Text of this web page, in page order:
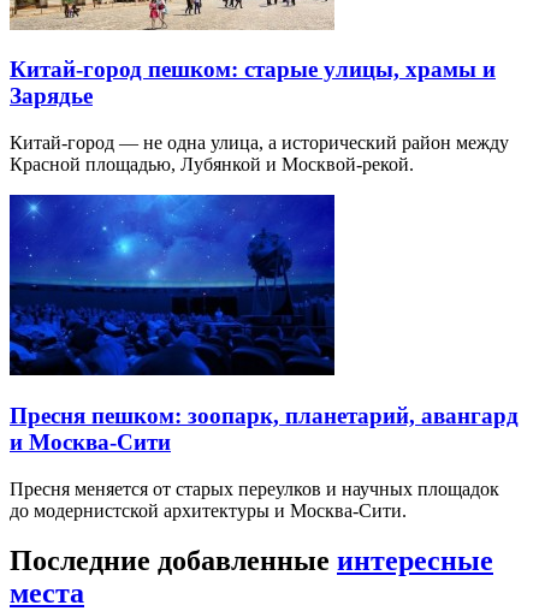
Китай-город пешком: старые улицы, храмы и
Зарядье
Китай-город — не одна улица, а исторический район между
Красной площадью, Лубянкой и Москвой-рекой.
Пресня пешком: зоопарк, планетарий, авангард
и Москва-Сити
Пресня меняется от старых переулков и научных площадок
до модернистской архитектуры и Москва-Сити.
Последние добавленные интересные
места